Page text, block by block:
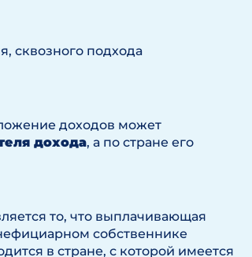
сквозного подхода
доходов может
дохода, а по стране его
то, что выплачивающая
собственнике
в стране, с которой имеется